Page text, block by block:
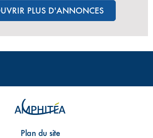
PLUS D'ANNONCES
Plan du site